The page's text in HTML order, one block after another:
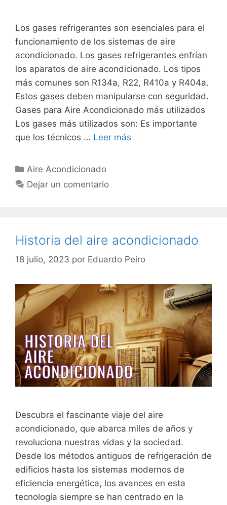
Los gases refrigerantes son esenciales para el
funcionamiento de los sistemas de aire
acondicionado. Los gases refrigerantes enfrían
los aparatos de aire acondicionado. Los tipos
más comunes son R134a, R22, R410a y R404a.
Estos gases deben manipularse con seguridad.
Gases para Aire Acondicionado más utilizados
Los gases más utilizados son: Es importante
que los técnicos … Leer más
Categorías
Aire Acondicionado
Dejar un comentario
Historia del aire acondicionado
18 julio, 2023 por Eduardo Peiro
Descubra el fascinante viaje del aire
acondicionado, que abarca miles de años y
revoluciona nuestras vidas y la sociedad.
Desde los métodos antiguos de refrigeración de
edificios hasta los sistemas modernos de
eficiencia energética, los avances en esta
tecnología siempre se han centrado en la